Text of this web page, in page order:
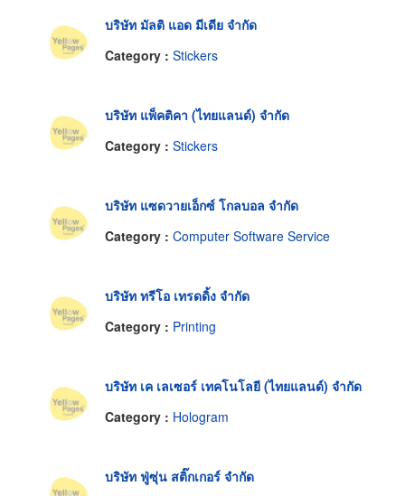
บริษัท มัลติ แอด มีเดีย จำกัด
Category : Stickers
บริษัท แพ็คติคา (ไทยแลนด์) จำกัด
Category : Stickers
บริษัท แซดวายเอ็กซ์ โกลบอล จำกัด
Category : Computer Software Service
บริษัท ทรีโอ เทรดดิ้ง จำกัด
Category : Printing
บริษัท เค เลเซอร์ เทคโนโลยี (ไทยแลนด์) จำกัด
Category : Hologram
บริษัท ฟู่ซุ่น สติ๊กเกอร์ จำกัด